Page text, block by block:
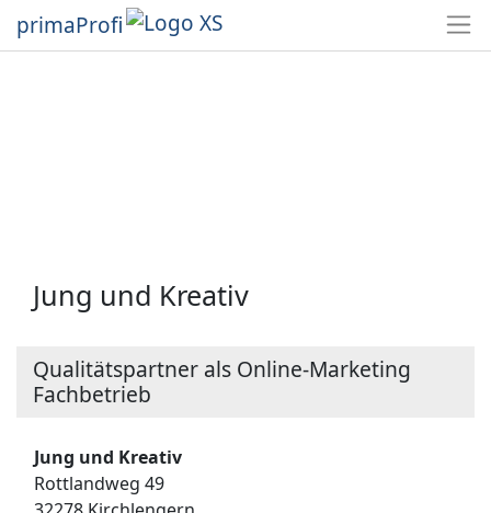
primaProfi
Jung und Kreativ
Qualitätspartner als Online-Marketing
Fachbetrieb
Jung und Kreativ
Rottlandweg 49